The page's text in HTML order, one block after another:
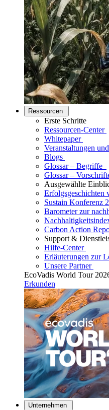
Ressourcen
Erste Schritte
Ressourcen-Center
Whitepaper
Veranstaltungen
Blogs
Glossar – Begriffe
Glossar –
Ausgewählte
Erfolgsgeschichten
Sustain Konferenz
Barometer zur
Carbon Action
Support &
Hilfe-Center
Erläuterungen zur
Unsere Partner
EcoVadis World Tour
Erkunden
Unternehmen